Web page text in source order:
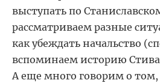
выступать по
рассматриваем разные
как убеждать начальство
вспоминаем историю
А еще много говорим о том,